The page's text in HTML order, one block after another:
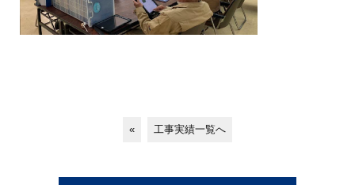
« 工事実績一覧へ